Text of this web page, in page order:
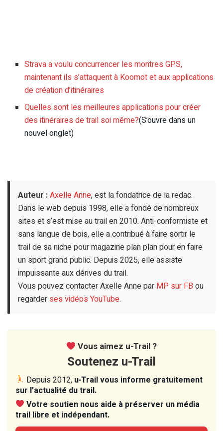
Strava a voulu concurrencer les montres GPS,
maintenant ils s’attaquent à Koomot et aux applications
de création d’itinéraires
Quelles sont les meilleures applications pour créer
des itinéraires de trail soi même?(S’ouvre dans un
nouvel onglet)
Auteur :Axelle Anne, est la fondatrice de la redac.
Dans le web depuis 1998, elle a fondé de nombreux
sites et s’est mise au trail en 2010. Anti-conformiste et
sans langue de bois, elle a contribué à faire sortir le
trail de sa niche pour magazine plan plan pour en faire
un sport grand public. Depuis 2025, elle assiste
impuissante aux dérives du trail.
Vous pouvez contacter Axelle Anne par MP sur FB ou
regarder ses vidéos YouTube.
Vous aimez u-Trail ?
Soutenez u-Trail
Depuis 2012, u-Trail vous informe gratuitement
sur l’actualité du trail.
Votre soutien nous aide à préserver un média
trail libre et indépendant.